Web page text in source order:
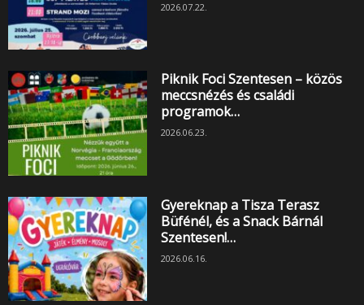
2026.07.22.
Piknik Foci Szentesen – közös
meccsnézés és családi
programok…
2026.06.23.
Gyereknap a Tisza Terasz
Büfénél, és a Snack Bárnál
Szentesen!…
2026.06.16.